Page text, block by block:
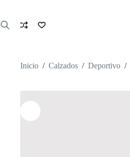
contenido
Inicio / Calzados / Deportivo /